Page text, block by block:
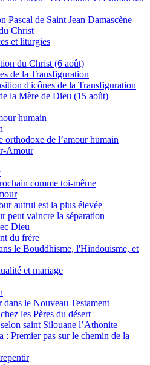
Pascal de Saint Jean Damascène
Christ
et liturgies
du Christ (6 août)
de la Transfiguration
d'icônes de la Transfiguration
la Mère de Dieu (15 août)
humain
orthodoxe de l’amour humain
Amour
comme toi-même
autrui est la plus élevée
peut vaincre la séparation
Dieu
du frère
le Bouddhisme, l'Hindouisme, et
et mariage
dans le Nouveau Testament
les Pères du désert
saint Silouane l’Athonite
: Premier pas sur le chemin de la